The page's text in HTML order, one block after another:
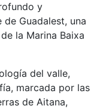
y
Guadalest, una
la Marina Baixa
del valle,
marcada por las
de Aitana,